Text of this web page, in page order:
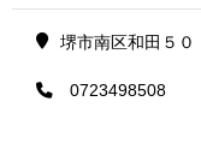
堺市南区和田５０
0723498508